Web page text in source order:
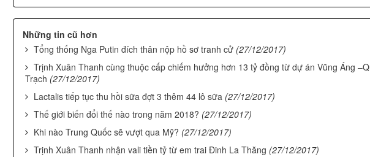
Những tin cũ hơn
Tổng thống Nga Putin đích thân nộp hồ sơ tranh cử (27/12/2017)
Trịnh Xuân Thanh cùng thuộc cấp chiếm hưởng hơn 13 tỷ đồng từ dự án Vũng Áng
Trạch (27/12/2017)
Lactalis tiếp tục thu hồi sữa đợt 3 thêm 44 lô sữa (27/12/2017)
Thế giới biến đổi thế nào trong năm 2018? (27/12/2017)
Khi nào Trung Quốc sẽ vượt qua Mỹ? (27/12/2017)
Trịnh Xuân Thanh nhận vali tiền tỷ từ em trai Đinh La Thăng (27/12/2017)